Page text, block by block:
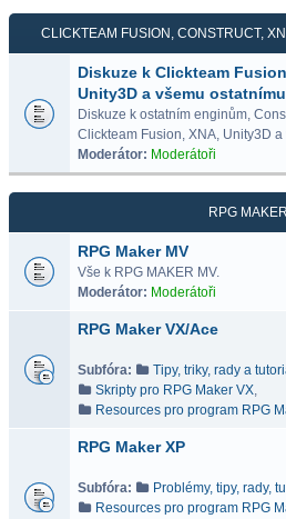
CLICKTEAM FUSION, CONSTRUCT,
Diskuze k Clickteam
Unity3D a všemu ostatnímu
Diskuze k ostatním enginům,
Clickteam Fusion, XNA, Unity3D
Moderátor: Moderátoři
RPG MAKER
RPG Maker MV
Vše k RPG MAKER MV.
Moderátor: Moderátoři
RPG Maker VX/Ace
Subfóra: Tipy, triky, rady a
Skripty pro RPG Maker VX,
Resources pro program RPG
RPG Maker XP
Subfóra: Problémy, tipy, rady,
Resources pro program RPG